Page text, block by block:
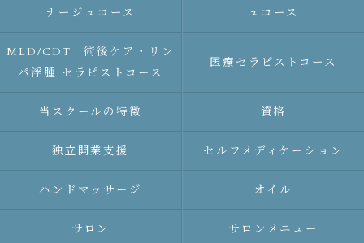
ナージュコース
ュコース
MLD/CDT 術後ケア・リン
パ浮腫 セラピストコース
医療セラピストコース
当スクールの特徴 資格
独立開業支援 セルフメディケーション
ハンドマッサージ オイル
サロン サロンメニュー